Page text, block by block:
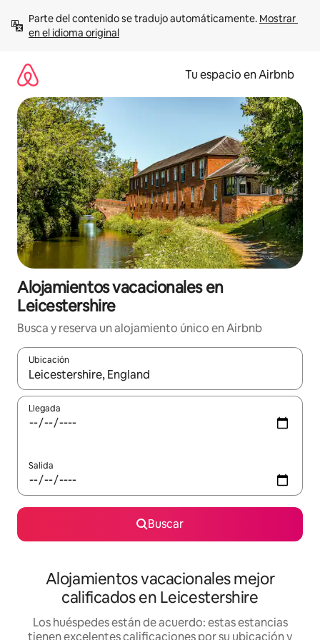
contenido
Parte del contenido se tradujo automáticamente. Mostrar
en el idioma original
Tu espacio en Airbnb
Alojamientos vacacionales en
Leicestershire
Busca y reserva un alojamiento único en Airbnb
Ubicación
Cuando los resultados estén disponibles, podrás navegar
Llegada
Salida
Buscar
Alojamientos vacacionales mejor
calificados en Leicestershire
Los huéspedes están de acuerdo: estas estancias
tienen excelentes calificaciones por su ubicación y